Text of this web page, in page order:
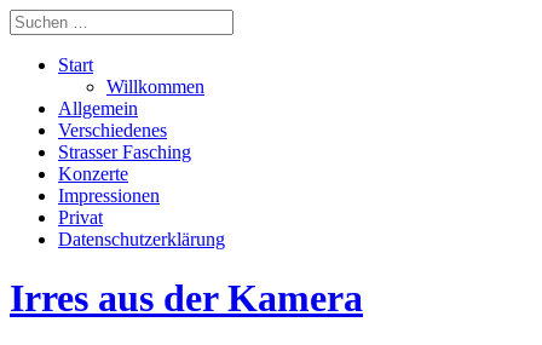
Start
Willkommen
Allgemein
Verschiedenes
Strasser Fasching
Konzerte
Impressionen
Privat
Datenschutzerklärung
Irres aus der Kamera